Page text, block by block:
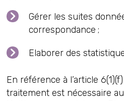
Gérer les suites
correspondance ;
Elaborer des
En référence à l’article
traitement est nécessaire